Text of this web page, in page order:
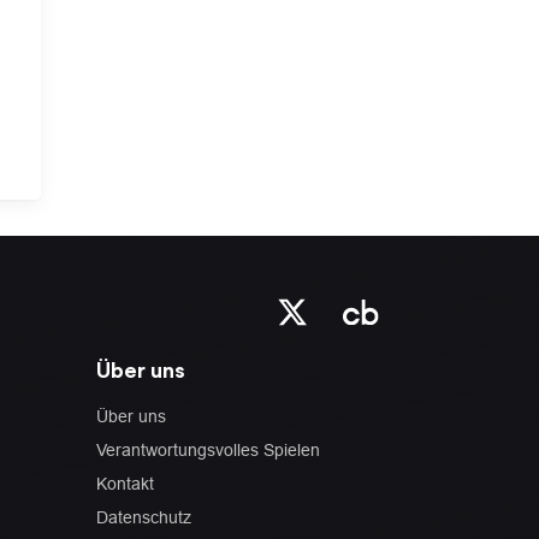
Über uns
Über uns
Verantwortungsvolles Spielen
Kontakt
Datenschutz